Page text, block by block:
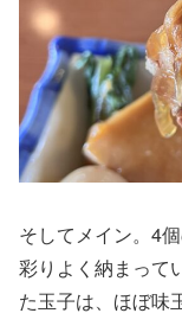
そしてメイン。 4
彩りよく納まって
た玉子は、ほぼ味